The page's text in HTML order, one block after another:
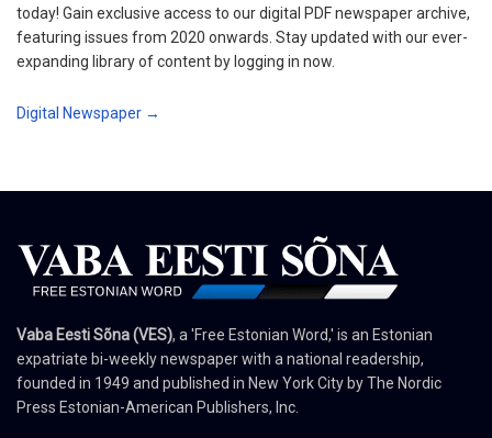
today! Gain exclusive access to our digital PDF newspaper archive,
featuring issues from 2020 onwards. Stay updated with our ever-
expanding library of content by logging in now.
Digital Newspaper →
Vaba Eesti Sõna (VES), a 'Free Estonian Word,' is an Estonian
expatriate bi-weekly newspaper with a national readership,
founded in 1949 and published in New York City by The Nordic
Press Estonian-American Publishers, Inc.